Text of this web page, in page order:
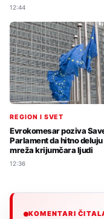
12:44
REGION I SVET
Evrokomesar poziva
Parlament da hitno
mreža krijumčara ljudi
12:36
KOMENTARI